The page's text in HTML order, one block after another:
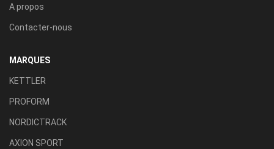
A propos
Contacter-nous
MARQUES
KETTLER
PROFORM
NORDICTRACK
AXION SPORT